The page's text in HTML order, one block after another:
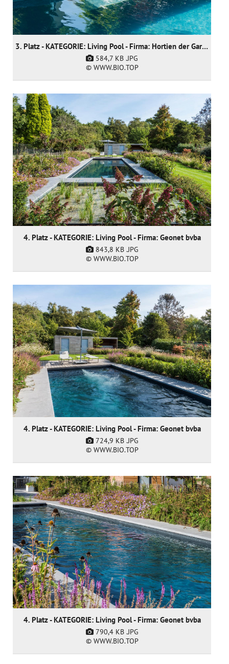
3. Platz - KATEGORIE: Living Pool - Firma: Hortien der Gartendoktor
584,7 KB .JPG
© WWW.BIO.TOP
4. Platz - KATEGORIE: Living Pool - Firma: Geonet bvba
843,8 KB .JPG
© WWW.BIO.TOP
4. Platz - KATEGORIE: Living Pool - Firma: Geonet bvba
724,9 KB .JPG
© WWW.BIO.TOP
4. Platz - KATEGORIE: Living Pool - Firma: Geonet bvba
790,4 KB .JPG
© WWW.BIO.TOP